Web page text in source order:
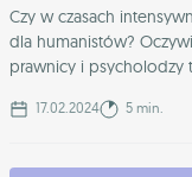
Czy w czasach
dla humanistów?
prawnicy i psycholodzy
17.02.2024 5 min.